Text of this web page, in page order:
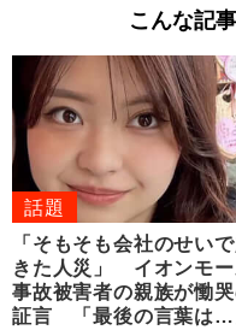
こんな記
話題
「そもそも会社のせい
きた人災」 イオンモ
事故被害者の親族が慟
証言 「最後の言葉は…